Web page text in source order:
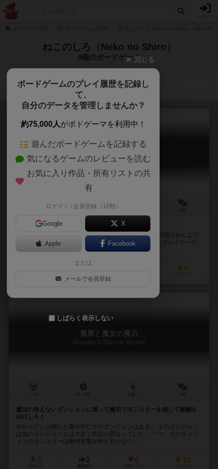
ねこのしろ（Neko no Shiro）
9個のボードゲーム
検索メニュー
マジカルサークルズ
Magical Circles
20～40分
みんなで魔方陣を作ってモンスターを撃退しよう！
みんなで魔方陣を作ってモンスターを撃退しよう！ 魔方陣はみんなで
作りますが、報酬をもらえるのはモンスターを撃退したプレイヤーだ
けです。 魔方陣の副効果を使って上手く出し抜きま...
1 6
持ってる
魔窟と魔女の魔石
Makutsu to Majo no Maseki
魔法の使えないダンジョンに潜って魔石でモンスターを倒して報酬を
GETしろ！
街からだいぶ離れた森の中にそのダンジョンはある。 そのダンジョン
は他のダンジョンとは大きく性質が異なっていた… 一つ、そのダンジ
ョンのモンスターは物理攻撃が殆ど効かない。...
3
興味あり
2
経験あり
0
お気に入り
11
持ってる
閉じる
ボードゲームのプレイ履歴を記録し
て、
自分のデータを管理しませんか？
約75,000人がボドゲーマを利用中！
遊んだボードゲームを記録する
気になるゲームのレビューを読む
お気に入り作品・所有リストの共
有
ログイン / 会員登録（10秒）
Google X
Apple Facebook
または
メールで会員登録
しばらく表示しない